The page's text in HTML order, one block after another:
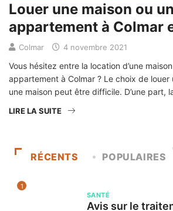
Louer une maison ou un
appartement à Colmar
Colmar 4 novembre 2021
Vous hésitez entre la location d’une maison
appartement à Colmar ? Le choix de
une maison peut être difficile. D’une part,
LIRE LA SUITE
RÉCENTS POPULAIRES
1
SANTÉ
Avis sur le